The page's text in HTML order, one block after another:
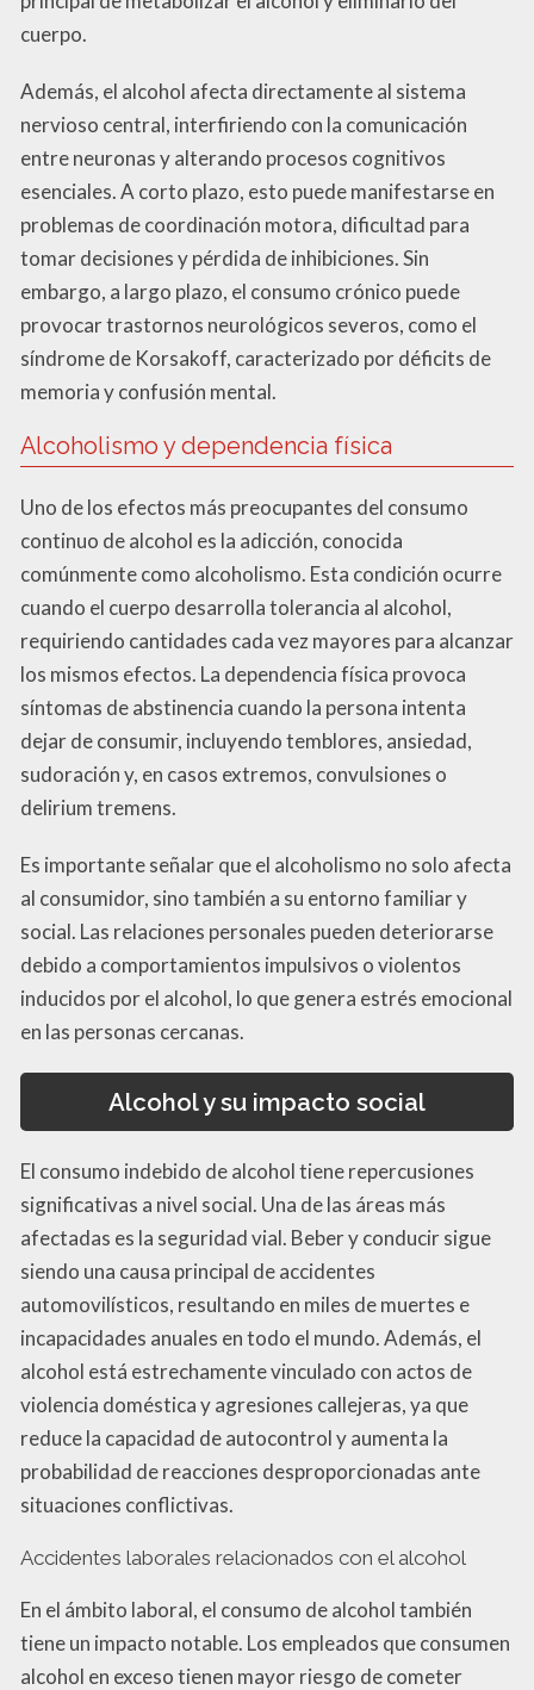
cuerpo.
Además, el alcohol afecta directamente al sistema
nervioso central, interfiriendo con la comunicación
entre neuronas y alterando procesos cognitivos
esenciales. A corto plazo, esto puede manifestarse en
problemas de coordinación motora, dificultad para
tomar decisiones y pérdida de inhibiciones. Sin
embargo, a largo plazo, el consumo crónico puede
provocar trastornos neurológicos severos, como el
síndrome de Korsakoff, caracterizado por déficits de
memoria y confusión mental.
Alcoholismo y dependencia física
Uno de los efectos más preocupantes del consumo
continuo de alcohol es la adicción, conocida
comúnmente como alcoholismo. Esta condición ocurre
cuando el cuerpo desarrolla tolerancia al alcohol,
requiriendo cantidades cada vez mayores para alcanzar
los mismos efectos. La dependencia física provoca
síntomas de abstinencia cuando la persona intenta
dejar de consumir, incluyendo temblores, ansiedad,
sudoración y, en casos extremos, convulsiones o
delirium tremens.
Es importante señalar que el alcoholismo no solo afecta
al consumidor, sino también a su entorno familiar y
social. Las relaciones personales pueden deteriorarse
debido a comportamientos impulsivos o violentos
inducidos por el alcohol, lo que genera estrés emocional
en las personas cercanas.
Alcohol y su impacto social
El consumo indebido de alcohol tiene repercusiones
significativas a nivel social. Una de las áreas más
afectadas es la seguridad vial. Beber y conducir sigue
siendo una causa principal de accidentes
automovilísticos, resultando en miles de muertes e
incapacidades anuales en todo el mundo. Además, el
alcohol está estrechamente vinculado con actos de
violencia doméstica y agresiones callejeras, ya que
reduce la capacidad de autocontrol y aumenta la
probabilidad de reacciones desproporcionadas ante
situaciones conflictivas.
Accidentes laborales relacionados con el alcohol
En el ámbito laboral, el consumo de alcohol también
tiene un impacto notable. Los empleados que consumen
alcohol en exceso tienen mayor riesgo de cometer